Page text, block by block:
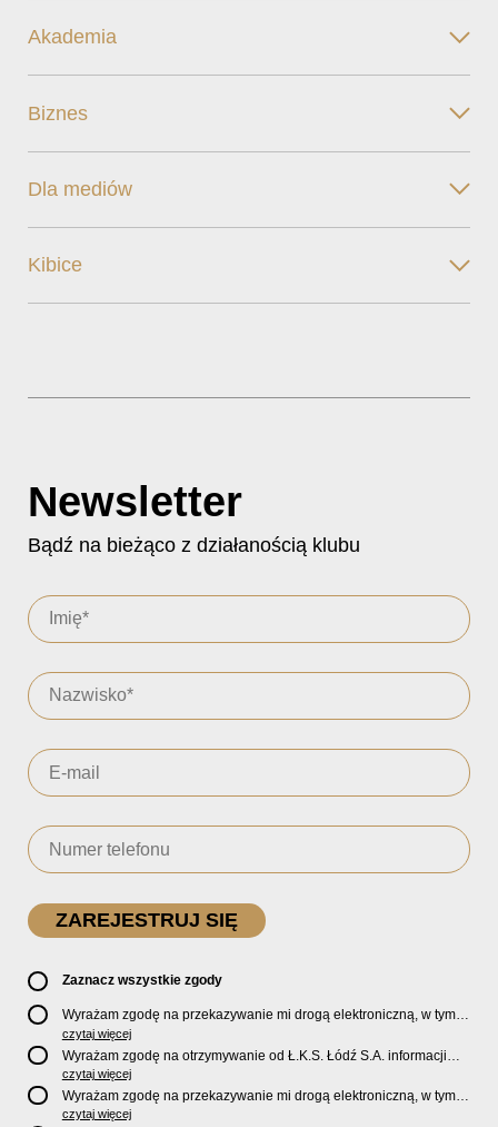
Akademia
Biznes
Dla mediów
Kibice
Newsletter
Bądź na bieżąco z działanością klubu
Zaznacz wszystkie zgody
Wyrażam zgodę na przekazywanie mi drogą elektroniczną, w tym
pocztą e-mail, oficjalnego newslettera oraz informacji o zniżkach,
promocjach, nowościach, biletach, karnetach, ofercie sklepu U2
Store oraz serwisu bilety.lkslodz.pl i innych produktach oraz
usługach oferowanych przez Ł.K.S. Łódź S.A.
czytaj więcej
Wyrażam zgodę na otrzymywanie od Ł.K.S. Łódź S.A. informacji
marketingowych dotyczących działalności spółki, ofert, wydarzeń i
produktów za pośrednictwem wiadomości SMS oraz połączeń
telefonicznych.
czytaj więcej
Wyrażam zgodę na przekazywanie mi drogą elektroniczną, w tym
pocztą e-mail, informacji handlowych i marketingowych o
czytaj więcej